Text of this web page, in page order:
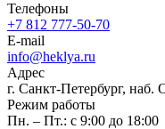
Телефоны
+7 812 777-50-70
E-mail
info@heklya.ru
Адрес
г. Санкт-Петербург, наб.
Режим работы
Пн. – Пт.: с 9:00 до 18:00